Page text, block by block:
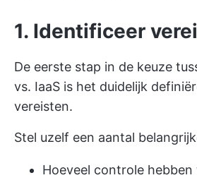
1. Identificeer
De eerste stap in de keuze
vs. IaaS is het duidelijk
vereisten.
Stel uzelf een aantal
Hoeveel controle